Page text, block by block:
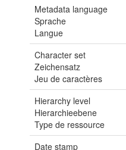
Metadata language
Sprache
Langue
Character set
Zeichensatz
Jeu de caractères
Hierarchy level
Hierarchieebene
Type de ressource
Date stamp